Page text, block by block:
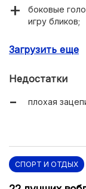
боковые
игру бликов;
метров)
показатель
Загрузить еще
Недостатки
плохая
СПОРТ И ОТДЫХ